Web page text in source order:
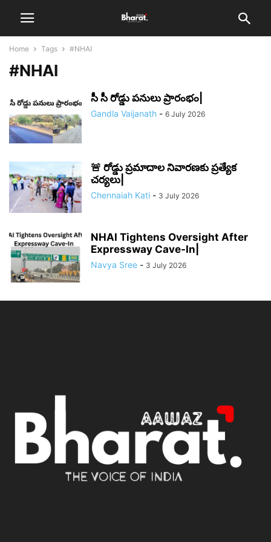
Home Tags #NHAI
#NHAI
సీ సీ రోడ్డు పనులు ప్రారంభం|
Gandla Vaijanath - 6 July 2026
🚨 రోడ్డు ప్రమాదాల నివారణకు ప్రత్యేక
చర్యలు|
Chennaiah Kati - 3 July 2026
NHAI Tightens Oversight After
Expressway Cave-In|
Navya Sree - 3 July 2026